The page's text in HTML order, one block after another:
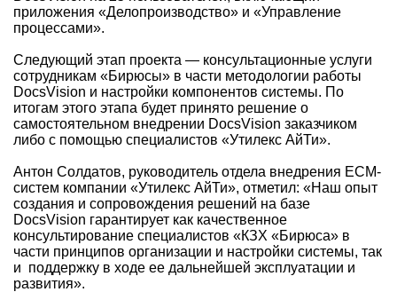
приложения «Делопроизводство» и «Управление
процессами».
Следующий этап проекта — консультационные услуги
сотрудникам «Бирюсы» в части методологии работы
DocsVision и настройки компонентов системы. По
итогам этого этапа будет принято решение о
самостоятельном внедрении DocsVision заказчиком
либо с помощью специалистов «Утилекс АйТи».
Антон Солдатов, руководитель отдела внедрения ECM-
систем компании «Утилекс АйТи», отметил: «Наш опыт
создания и сопровождения решений на базе
DocsVision гарантирует как качественное
консультирование специалистов «КЗХ «Бирюса» в
части принципов организации и настройки системы, так
и поддержку в ходе ее дальнейшей эксплуатации и
развития».